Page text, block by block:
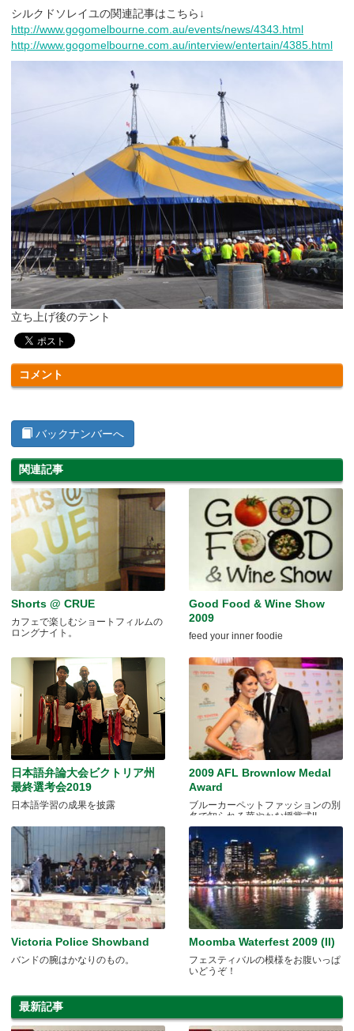
シルクドソレイユの関連記事はこちら↓
http://www.gogomelbourne.com.au/events/news/4343.html
http://www.gogomelbourne.com.au/interview/entertain/4385.html
立ち上げ後のテント
コメント
バックナンバーへ
関連記事
Shorts @ CRUE
カフェで楽しむショートフィルムの
ロングナイト。
Good Food & Wine Show
2009
feed your inner foodie
日本語弁論大会ビクトリア州
最終選考会2019
日本語学習の成果を披露
2009 AFL Brownlow Medal
Award
ブルーカーペットファッションの別
名で知られる華やかな授賞式!!
Victoria Police Showband
バンドの腕はかなりのもの。
Moomba Waterfest 2009 (II)
フェスティバルの模様をお腹いっぱ
いどうぞ！
最新記事